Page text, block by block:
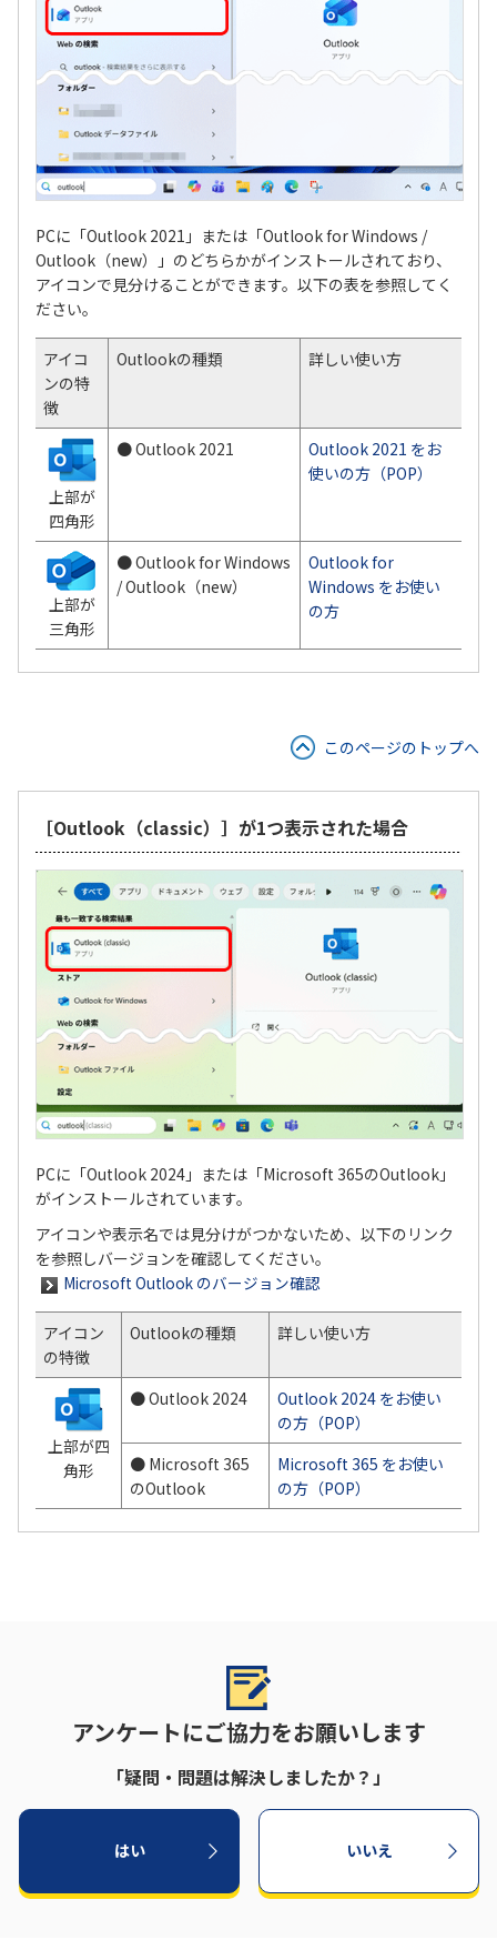
PCに「Outlook 2021」または「Outlook for Windows /
Outlook（new）」のどちらかがインストールされており、
アイコンで見分けることができます。以下の表を参照してく
ださい。
アイコ
ンの特
徴
Outlookの種類 詳しい使い方
上部が
四角形
● Outlook 2021
Outlook 2021 をお
使いの方（POP）
上部が
三角形
● Outlook for Windows
/ Outlook（new）
Outlook for
Windows をお使い
の方
このページのトップへ
［Outlook（classic）］が1つ表示された場合
PCに「Outlook 2024」または「Microsoft 365のOutlook」
がインストールされています。
アイコンや表示名では見分けがつかないため、以下のリンク
を参照しバージョンを確認してください。
Microsoft Outlook のバージョン確認
アイコン
の特徴
Outlookの種類 詳しい使い方
上部が四
角形
● Outlook 2024
Outlook 2024 をお使い
の方（POP）
● Microsoft 365
のOutlook
Microsoft 365 をお使い
の方（POP）
アンケートにご協力をお願いします
「疑問・問題は解決しましたか？」
はい いいえ